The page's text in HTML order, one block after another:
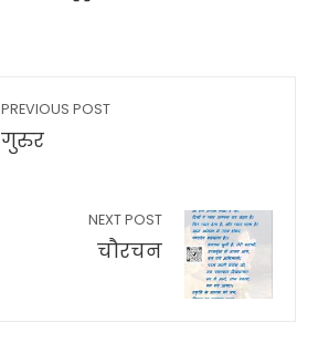
PREVIOUS POST
गुरुर
NEXT POST
चौरचन